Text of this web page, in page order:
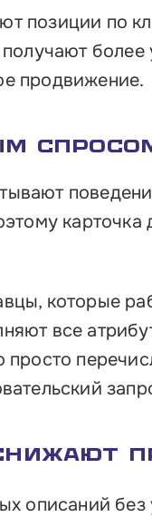
позиции по
продвижение.
которые
все
описаний без